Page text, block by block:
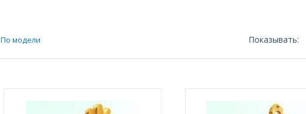
По модели Показывать: